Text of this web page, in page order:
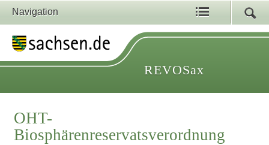
Navigation
REVOSax
OHT-
Biosphärenreservatsverordnung